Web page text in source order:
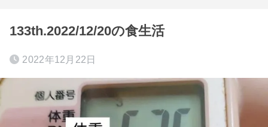
133th.2022/12/20の食生活
2022年12月22日